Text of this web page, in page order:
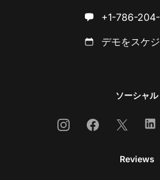
+1-786-
デモをスケ
ソーシャル
InstagramFacebook
X
Reviews